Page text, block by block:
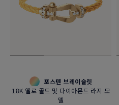
포스텐 브레이슬릿
18K 옐로 골드 및 다이아몬드 라지 모
델